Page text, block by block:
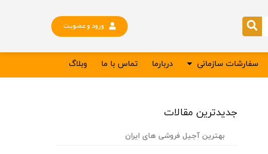
ورود و عضویت
سفارشات سازمانی دربارما تماس با ما وبلاگ
جدیدترین مقالات
بهترین آجیل فروشی های ایران